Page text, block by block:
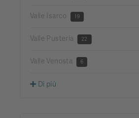
Valle Isarco 19
Valle Pusteria 22
Valle Venosta 6
Di più